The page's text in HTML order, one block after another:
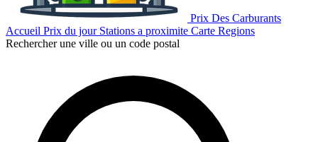
Prix Des Carburants
Accueil Prix du jour Stations a proximite Carte Regions
Rechercher une ville ou un code postal